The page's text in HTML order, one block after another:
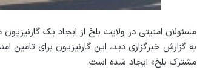
مسئولان امنيتى در ولايت بلخ از ايجاد يک
به گزارش خبرگزارى ديد، اين گارنيزيون براى
مشترک بلخ» ايجاد شده است.